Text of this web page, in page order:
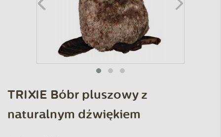
TRIXIE Bóbr pluszowy z
naturalnym dźwiękiem